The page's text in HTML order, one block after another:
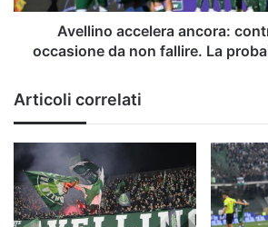
non
Avellino accelera ancora:
occasione da non fallire. La
Articoli correlati